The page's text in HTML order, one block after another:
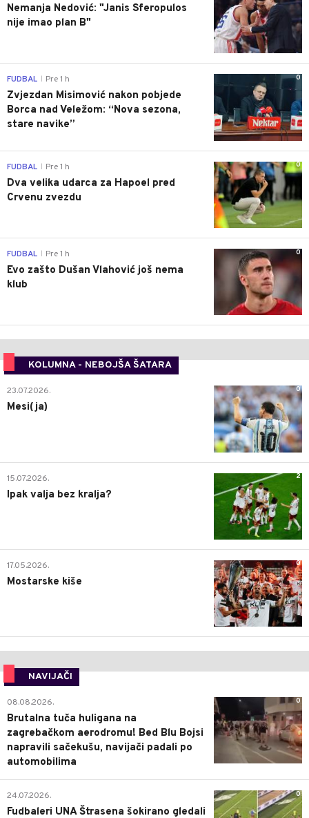
Nemanja Nedović: "Janis Sferopulos
nije imao plan B"
0
FUDBAL Pre 1 h
Zvjezdan Misimović nakon pobjede
Borca nad Veležom: “Nova sezona,
stare navike”
0
FUDBAL Pre 1 h
Dva velika udarca za Hapoel pred
Crvenu zvezdu
0
FUDBAL Pre 1 h
Evo zašto Dušan Vlahović još nema
klub
KOLUMNA - NEBOJŠA ŠATARA
0
23.07.2026.
Mesi(ja)
2
15.07.2026.
Ipak valja bez kralja?
0
17.05.2026.
Mostarske kiše
NAVIJAČI
0
08.08.2026.
Brutalna tuča huligana na
zagrebačkom aerodromu! Bed Blu Bojsi
napravili sačekušu, navijači padali po
automobilima
0
24.07.2026.
Fudbaleri UNA Štrasena šokirano gledali